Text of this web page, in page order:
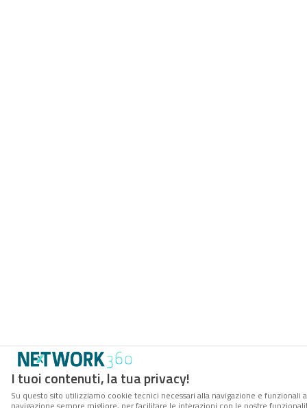
I tuoi contenuti, la tua privacy!
Su questo sito utilizziamo cookie tecnici necessari alla navigazione e